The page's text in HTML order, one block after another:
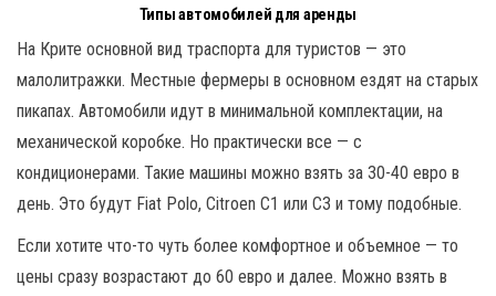
Типы автомобилей для аренды
На Крите основной вид траспорта для туристов — это
малолитражки. Местные фермеры в основном ездят на старых
пикапах. Автомобили идут в минимальной комплектации, на
механической коробке. Но практически все — с
кондиционерами. Такие машины можно взять за 30-40 евро в
день. Это будут Fiat Polo, Citroen C1 или C3 и тому подобные.
Если хотите что-то чуть более комфортное и объемное — то
цены сразу возрастают до 60 евро и далее. Можно взять в